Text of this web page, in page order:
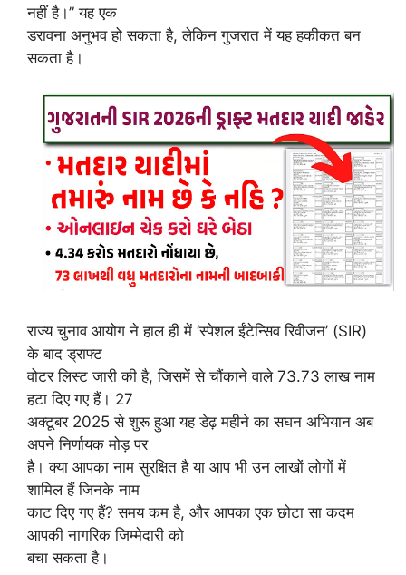
नहीं है।” यह एक
डरावना अनुभव हो सकता है, लेकिन गुजरात में यह हकीकत बन
सकता है।
राज्य चुनाव आयोग ने हाल ही में ‘स्पेशल ईंटेन्सिव रिवीजन’ (SIR)
के बाद ड्राफ्ट
वोटर लिस्ट जारी की है, जिसमें से चौंकाने वाले 73.73 लाख नाम
हटा दिए गए हैं। 27
अक्टूबर 2025 से शुरू हुआ यह डेढ़ महीने का सघन अभियान अब
अपने निर्णायक मोड़ पर
है। क्या आपका नाम सुरक्षित है या आप भी उन लाखों लोगों में
शामिल हैं जिनके नाम
काट दिए गए हैं? समय कम है, और आपका एक छोटा सा कदम
आपकी नागरिक जिम्मेदारी को
बचा सकता है।